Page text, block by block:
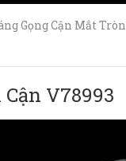
Gọng Cận Mắt Tròn
V78993